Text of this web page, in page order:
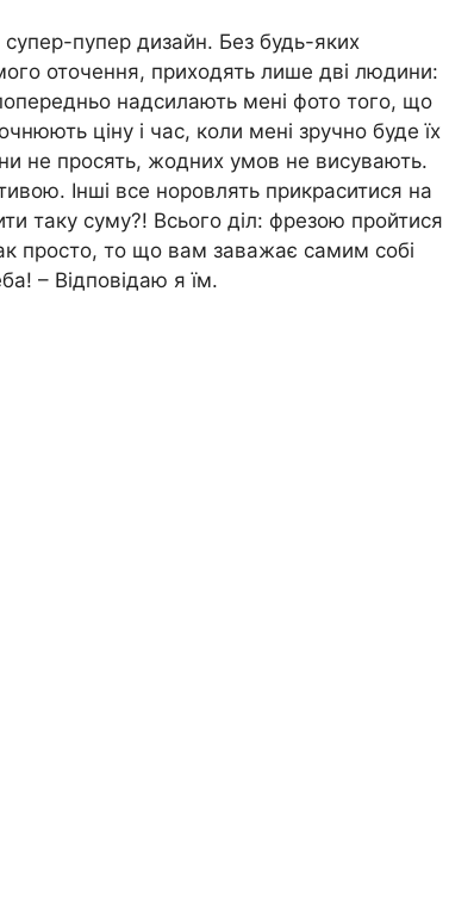
пупер дизайн. Без будь-яких
оточення, приходять лише дві людини:
надсилають мені фото того, що
ціну і час, коли мені зручно буде їх
не просять, жодних умов не висувають.
Інші все норовлять прикраситися на
таку суму?! Всього діл: фрезою пройтися
просто, то що вам заважає самим собі
– Відповідаю я їм.